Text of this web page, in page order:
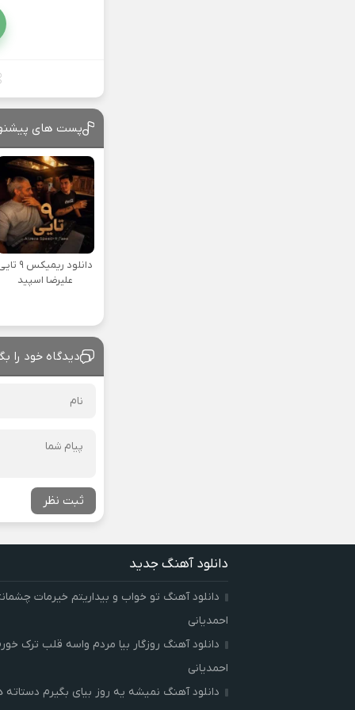
پست های
دانلود ریمیکس ۹
علیرضا اسپید
دیدگاه خود را
ثبت نظر
دانلود آهنگ جدید
دانلود آهنگ تو خواب و بیداریتم خیرمات
احمدیانی
دانلود آهنگ روزگار بیا مردم واسه قلب ترک
احمدیانی
دانلود آهنگ نمیشه یه روز بیای بگیرم